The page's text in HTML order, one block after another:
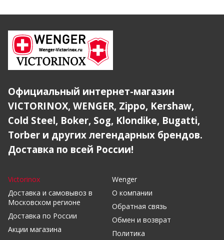
Официальный интернет-магазин
VICTORINOX, WENGER, Zippo, Kershaw,
Cold Steel, Boker, Sog, Klondike, Bugatti,
Torber и других легендарных брендов.
Доставка по всей России!
Victorinox
Доставка и самовывоз в
Московском регионе
Доставка по России
Акции магазина
Wenger
О компании
Обратная связь
Обмен и возврат
Политика